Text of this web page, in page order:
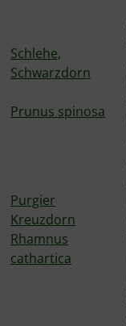
Schlehe,
Schwarzdorn
Prunus spinosa
Purgier
Kreuzdorn
Rhamnus
cathartica